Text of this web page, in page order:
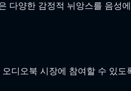
다양한 감정적 뉘앙스를 음성
디오북 시장에 참여할 수 있도